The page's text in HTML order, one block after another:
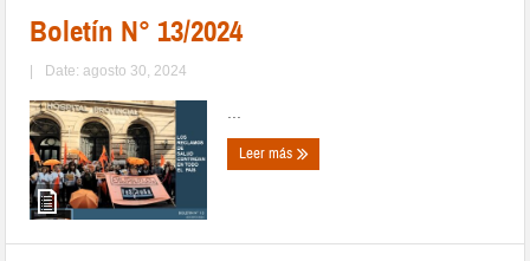
Boletín N° 13/2024
| Date: agosto 30, 2024
Leer más